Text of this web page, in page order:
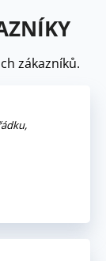
zákazníků.